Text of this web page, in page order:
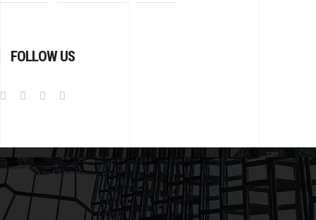
FOLLOW US